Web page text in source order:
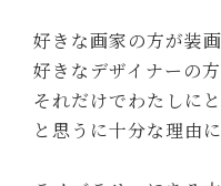
好きな画家の方が装
好きなデザイナーの
それだけでわたしに
と思うに十分な理由に